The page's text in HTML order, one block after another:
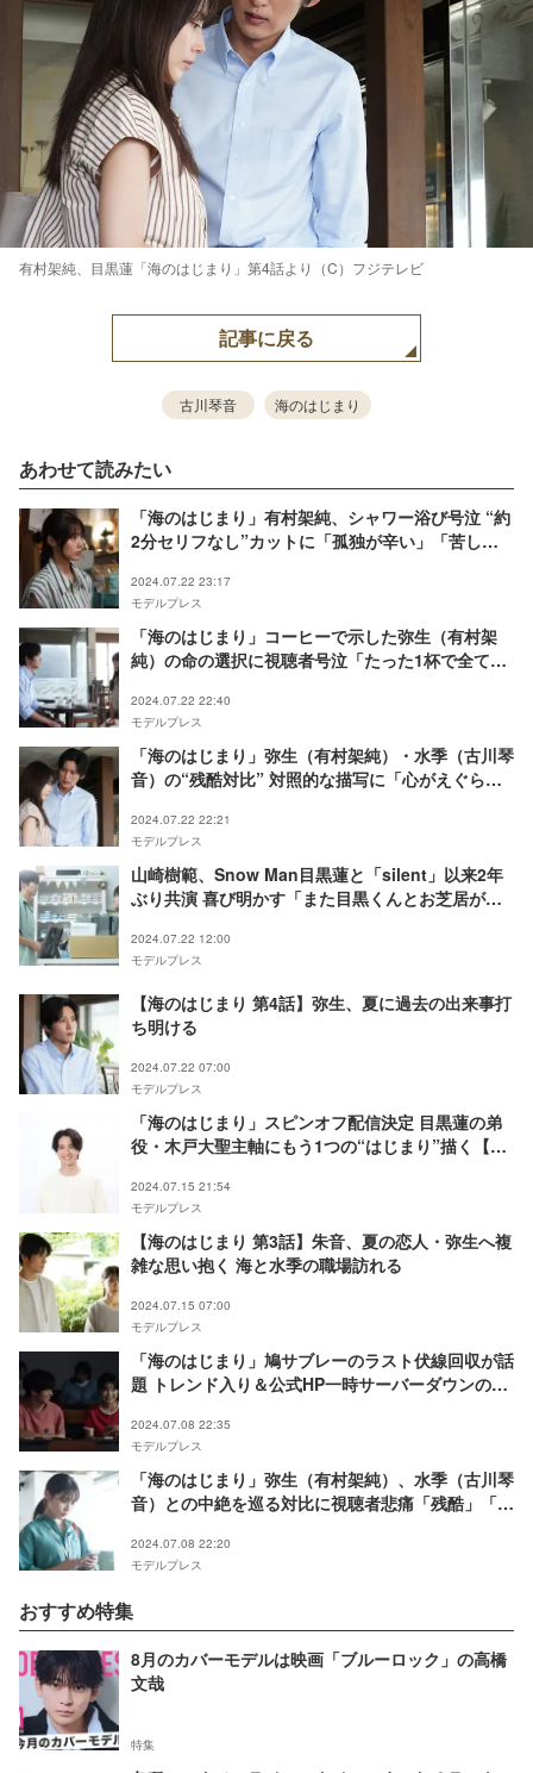
有村架純、目黒蓮「海のはじまり」第4話より（C）フジテレビ
記事に戻る
古川琴音 海のはじまり
あわせて読みたい
「海のはじまり」有村架純、シャワー浴び号泣 “約
2分セリフなし”カットに「孤独が辛い」「苦しす
2024.07.22 23:17
モデルプレス
「海のはじまり」コーヒーで示した弥生（有村架
純）の命の選択に視聴者号泣「たった1杯で全てを
2024.07.22 22:40
モデルプレス
「海のはじまり」弥生（有村架純）・水季（古川琴
音）の“残酷対比” 対照的な描写に「心がえぐられ
2024.07.22 22:21
モデルプレス
山崎樹範、Snow Man目黒蓮と「silent」以来2年
ぶり共演 喜び明かす「また目黒くんとお芝居がで
2024.07.22 12:00
モデルプレス
【海のはじまり 第4話】弥生、夏に過去の出来事打
ち明ける
2024.07.22 07:00
モデルプレス
「海のはじまり」スピンオフ配信決定 目黒蓮の弟
役・木戸大聖主軸にもう1つの“はじまり”描く【兄
2024.07.15 21:54
モデルプレス
【海のはじまり 第3話】朱音、夏の恋人・弥生へ複
雑な思い抱く 海と水季の職場訪れる
2024.07.15 07:00
モデルプレス
「海のはじまり」鳩サブレーのラスト伏線回収が話
題 トレンド入り＆公式HP一時サーバーダウンの事
2024.07.08 22:35
モデルプレス
「海のはじまり」弥生（有村架純）、水季（古川琴
音）との中絶を巡る対比に視聴者悲痛「残酷」「夏
2024.07.08 22:20
モデルプレス
おすすめ特集
8月のカバーモデルは映画「ブルーロック」の高橋
文哉
特集